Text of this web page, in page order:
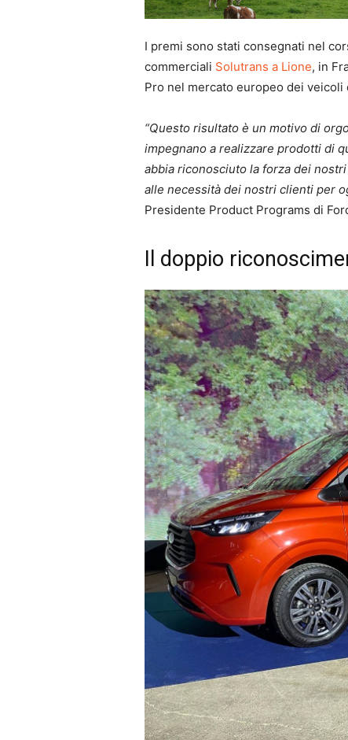
I premi sono stati consegnati nel
commerciali Solutrans a Lione, in
Pro nel mercato europeo dei veicoli
“Questo risultato è un motivo di
impegnano a realizzare prodotti di
abbia riconosciuto la forza dei
alle necessità dei nostri clienti per
Presidente Product Programs di
Il doppio